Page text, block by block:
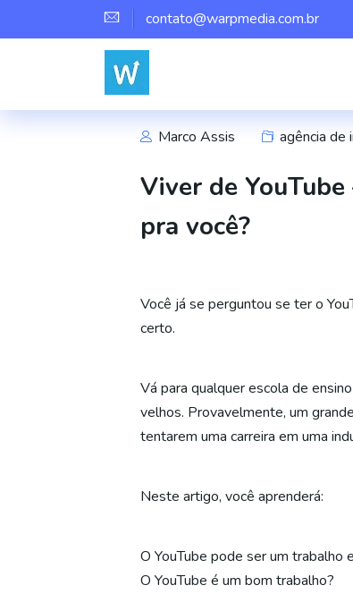
contato@warpmedia.com.br
Marco Assis agência de
Viver de
pra você?
Você já se perguntou se ter o
certo.
Vá para qualquer escola de
velhos. Provavelmente, um
tentarem uma carreira em uma
Neste artigo, você aprenderá:
O YouTube pode ser um trabalho
O YouTube é um bom trabalho?